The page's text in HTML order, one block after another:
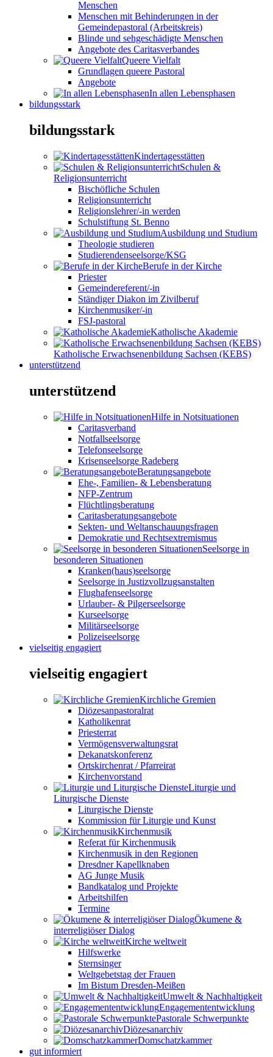
Menschen
Menschen mit Behinderungen in der
Gemeindepastoral (Arbeitskreis)
Blinde und sehgeschädigte Menschen
Angebote des Caritasverbandes
Queere Vielfalt
Grundlagen queere Pastoral
Angebote
In allen Lebensphasen
bildungsstark
bildungsstark
Kindertagesstätten
Schulen &
Religionsunterricht
Bischöfliche Schulen
Religionsunterricht
Religionslehrer/-in werden
Schulstiftung St. Benno
Ausbildung und Studium
Theologie studieren
Studierendenseelsorge/KSG
Berufe in der Kirche
Priester
Gemeindereferent/-in
Ständiger Diakon im Zivilberuf
Kirchenmusiker/-in
FSJ-pastoral
Katholische Akademie
Katholische Erwachsenenbildung Sachsen (KEBS)
unterstützend
unterstützend
Hilfe in Notsituationen
Caritasverband
Notfallseelsorge
Telefonseelsorge
Krisenseelsorge Radeberg
Beratungsangebote
Ehe-, Familien- & Lebensberatung
NFP-Zentrum
Flüchtlingsberatung
Caritasberatungsangebote
Sekten- und Weltanschauungsfragen
Demokratie und Rechtsextremismus
Seelsorge in
besonderen Situationen
Kranken(haus)seelsorge
Seelsorge in Justizvollzugsanstalten
Flughafenseelsorge
Urlauber- & Pilgerseelsorge
Kurseelsorge
Militärseelsorge
Polizeiseelsorge
vielseitig engagiert
vielseitig engagiert
Kirchliche Gremien
Diözesanpastoralrat
Katholikenrat
Priesterrat
Vermögensverwaltungsrat
Dekanatskonferenz
Ortskirchenrat / Pfarreirat
Kirchenvorstand
Liturgie und
Liturgische Dienste
Liturgische Dienste
Kommission für Liturgie und Kunst
Kirchenmusik
Referat für Kirchenmusik
Kirchenmusik in den Regionen
Dresdner Kapellknaben
AG Junge Musik
Bandkatalog und Projekte
Arbeitshilfen
Termine
Ökumene &
interreligiöser Dialog
Kirche weltweit
Hilfswerke
Sternsinger
Weltgebetstag der Frauen
Im Bistum Dresden-Meißen
Umwelt & Nachhaltigkeit
Engagemententwicklung
Pastorale Schwerpunkte
Diözesanarchiv
Domschatzkammer
gut informiert